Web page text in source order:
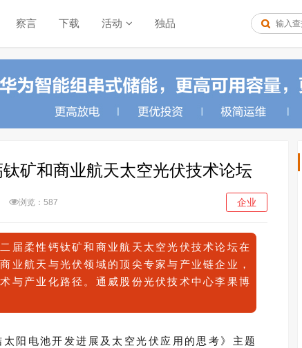
察言 下载 活动 独品
矿和商业航天太空光伏技术论坛
浏览：587 企业
届柔性钙钛矿和商业航天太空光伏技术论坛在
业航天与光伏领域的顶尖专家与产业链企业，
与产业化路径。 通威股份光伏技术中心李果博
阳电池开发进展及太空光伏应用的思考》 主题